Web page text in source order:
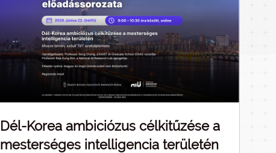
Dél-Korea ambiciózus célkitűzése a
mesterséges intelligencia területén